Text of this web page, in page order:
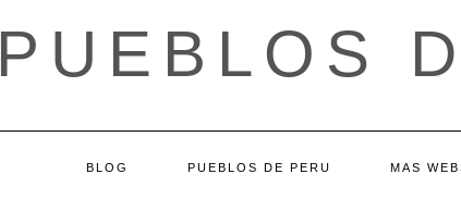
PUEBLOS
BLOG PUEBLOS DE PERU MAS